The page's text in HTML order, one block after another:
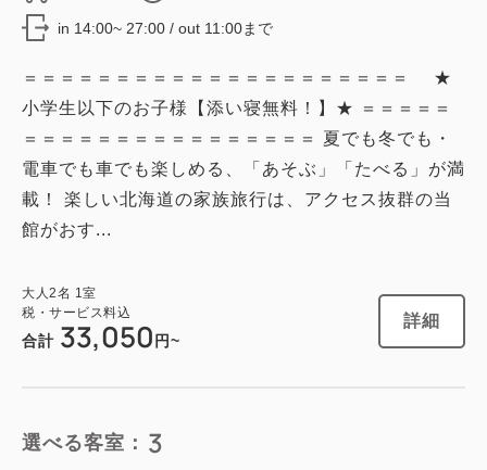
税・サービス料込
合計 40,650円
残り1
in 14:00~ 27:00 / out 11:00まで
＝＝＝＝＝＝＝＝＝＝＝＝＝＝＝＝＝＝＝＝＝ ★
小学生以下のお子様【添い寝無料！】★ ＝＝＝＝＝
＝＝＝＝＝＝＝＝＝＝＝＝＝＝＝＝ 夏でも冬でも・
電車でも車でも楽しめる、「あそぶ」「たべる」が満
載！ 楽しい北海道の家族旅行は、アクセス抜群の当
館がおす...
大人2名 1室
税・サービス料込
合計 33,050 円~
詳細
選べる客室： 3